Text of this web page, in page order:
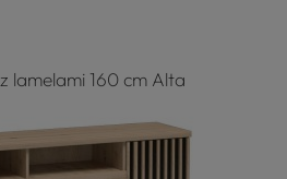
lamelami 160 cm Alta